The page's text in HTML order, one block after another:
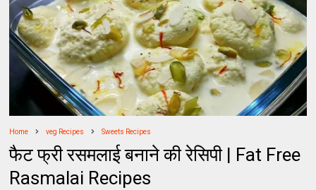
Home veg Recipes Sweets Recipes
फैट फ्री रसमलाई बनाने की रेसिपी | Fat Free
Rasmalai Recipes